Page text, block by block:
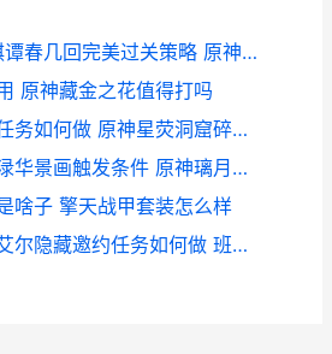
《原神》2.6机关棋谭春几回完美过关策略 原神2.0机关
原神藏金之花值得打吗
原神星荧洞窟碎片任务如何做 原神星荧洞窟碎片视频
原神璃月声望任务渌华景画触发条件 原神璃月声望任务失踪的矿工怎么触发
啥子 擎天战甲套装怎么样
原神重云班尼特诺艾尔隐藏邀约任务如何做 班尼特大招和重云e